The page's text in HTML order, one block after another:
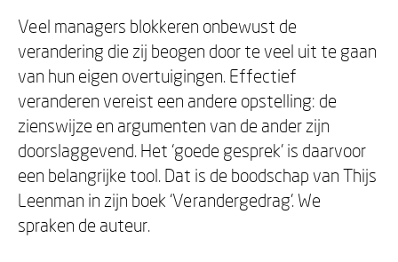
Veel managers blokkeren onbewust de
verandering die zij beogen door te veel uit te gaan
van hun eigen overtuigingen. Effectief
veranderen vereist een andere opstelling: de
zienswijze en argumenten van de ander zijn
doorslaggevend. Het ‘goede gesprek’ is daarvoor
een belangrijke tool. Dat is de boodschap van Thijs
Leenman in zijn boek ‘Verandergedrag’. We
spraken de auteur.